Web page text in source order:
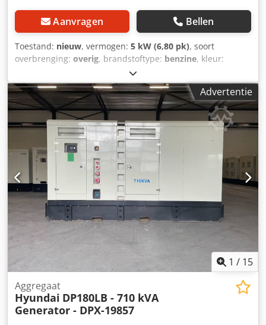
Aanvragen Bellen
Toestand: nieuw, vermogen: 5 kW (6,80 pk), soort
overbrenging: overig, brandstoftype: benzine, kleur:
overig
Bovenden, Dcodjvhk Szspfx Alyok Opbouw: Hyundai
benzine-hogedrukreiniger. ACCESSOIREINFORMATIE
ZONDER GARANTIE, wijzigingen, tussentijdse verkoop en
vergissingen voorbehouden!
Advertentie
1 / 15
Aggregaat
Hyundai DP180LB - 710 kVA
Generator - DPX-19857